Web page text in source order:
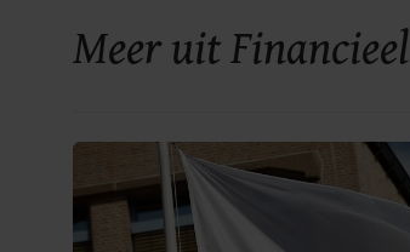
Meer uit Financieel